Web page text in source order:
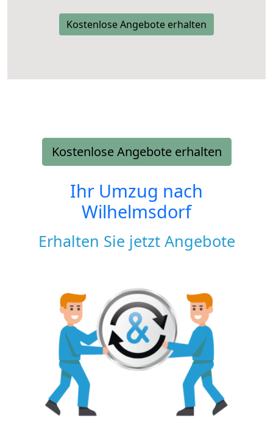
Kostenlose Angebote erhalten
Kostenlose Angebote erhalten
Ihr Umzug nach
Wilhelmsdorf
Erhalten Sie jetzt Angebote